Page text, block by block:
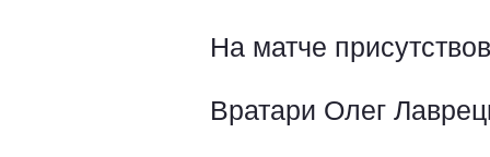
На матче
Вратари Олег